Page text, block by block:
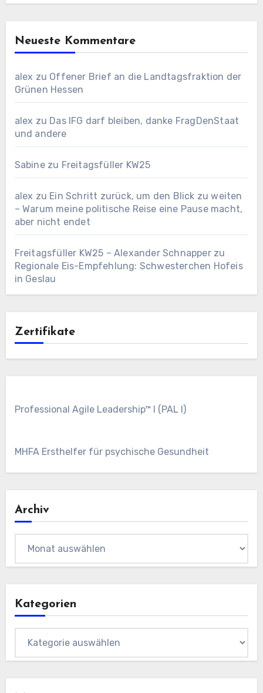
Neueste Kommentare
alex zu Offener Brief an die Landtagsfraktion der
Grünen Hessen
alex zu Das IFG darf bleiben, danke FragDenStaat
und andere
Sabinezu Freitagsfüller KW25
alex zu Ein Schritt zurück, um den Blick zu weiten
– Warum meine politische Reise eine Pause macht,
aber nicht endet
Freitagsfüller KW25 – Alexander Schnapperzu
Regionale Eis-Empfehlung: Schwesterchen Hofeis
in Geslau
Zertifikate
Professional Agile Leadership™ I (PAL I)
MHFA Ersthelfer für psychische Gesundheit
Archiv
Kategorien